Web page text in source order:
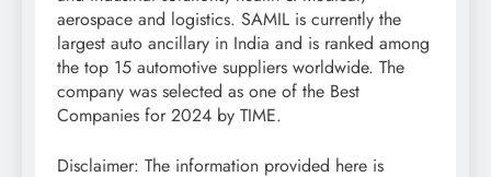
aerospace and logistics. SAMIL is currently the
largest auto ancillary in India and is ranked among
the top 15 automotive suppliers worldwide. The
company was selected as one of the Best
Companies for 2024 by TIME.
Disclaimer: The information provided here is